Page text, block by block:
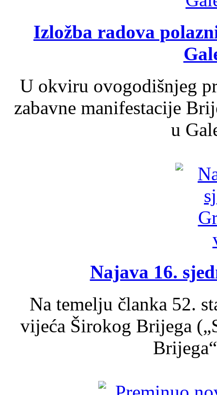
Izložba radova
U okviru ovogodišnjeg
zabavne manifestacije
u
Najava 16.
Na temelju članka 52.
vijeća Širokog Brijega